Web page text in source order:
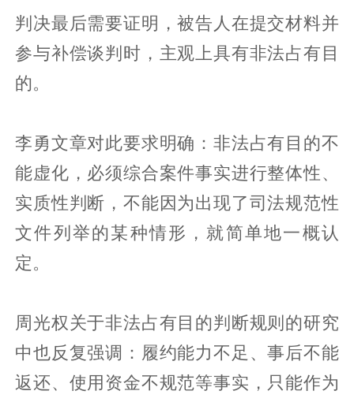
判决最后需要证明，被告人在提交材料并
参与补偿谈判时，主观上具有非法占有目
的。
李勇文章对此要求明确：非法占有目的不
能虚化，必须综合案件事实进行整体性、
实质性判断，不能因为出现了司法规范性
文件列举的某种情形，就简单地一概认
定。
周光权关于非法占有目的判断规则的研究
中也反复强调：履约能力不足、事后不能
返还、使用资金不规范等事实，只能作为